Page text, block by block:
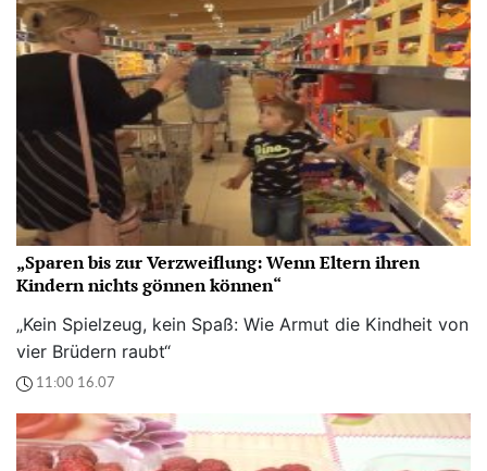
„Sparen bis zur Verzweiflung: Wenn Eltern ihren
Kindern nichts gönnen können“
„Kein Spielzeug, kein Spaß: Wie Armut die Kindheit von
vier Brüdern raubt“
11:00 16.07